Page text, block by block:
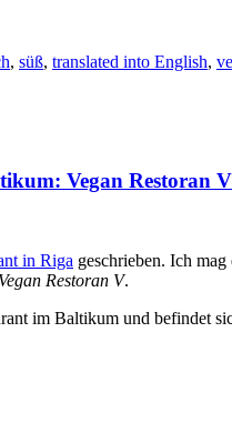
, süß, translated into English,
Vegan Restoran
in Riga geschrieben. Ich
Vegan Restoran V.
im Baltikum und befindet